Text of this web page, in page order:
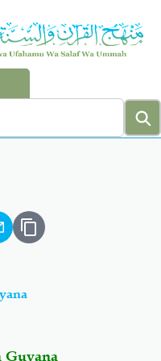
Manhaj
'ah (Uzushi)
Guyana